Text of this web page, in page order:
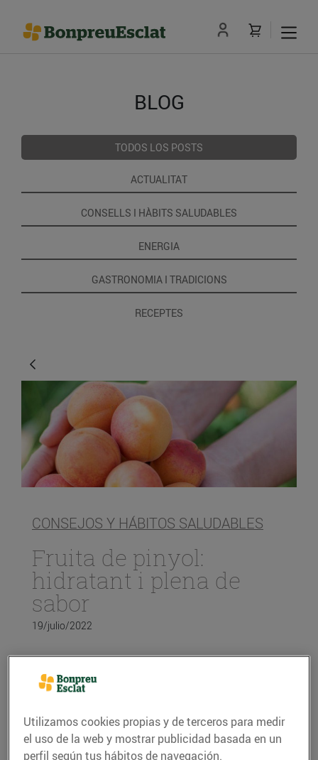
BLOG
TODOS LOS POSTS
ACTUALITAT
CONSELLS I HÀBITS SALUDABLES
ENERGIA
GASTRONOMIA I TRADICIONS
RECEPTES
CONSEJOS Y HÁBITOS SALUDABLES
Fruita de pinyol:
hidratant i plena de
sabor
19/julio/2022
Fruita de pinyol:
hidratant i plena de
sabor
Utilizamos cookies propias y de terceros para medir
el uso de la web y mostrar publicidad basada en un
perfil según tus hábitos de navegación.